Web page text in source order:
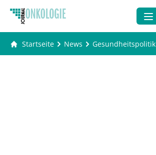
Startseite News Gesundheitspolitik